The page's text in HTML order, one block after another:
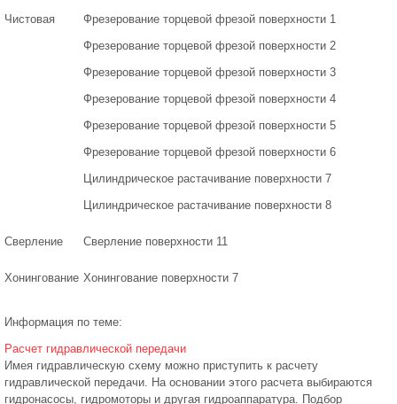
Чистовая
Фрезерование торцевой фрезой поверхности 1
Фрезерование торцевой фрезой поверхности 2
Фрезерование торцевой фрезой поверхности 3
Фрезерование торцевой фрезой поверхности 4
Фрезерование торцевой фрезой поверхности 5
Фрезерование торцевой фрезой поверхности 6
Цилиндрическое растачивание поверхности 7
Цилиндрическое растачивание поверхности 8
Сверление Сверление поверхности 11
Хонингование Хонингование поверхности 7
Информация по теме:
Расчет гидравлической передачи
Имея гидравлическую схему можно приступить к расчету
гидравлической передачи. На основании этого расчета выбираются
гидронасосы, гидромоторы и другая гидроаппаратура. Подбор